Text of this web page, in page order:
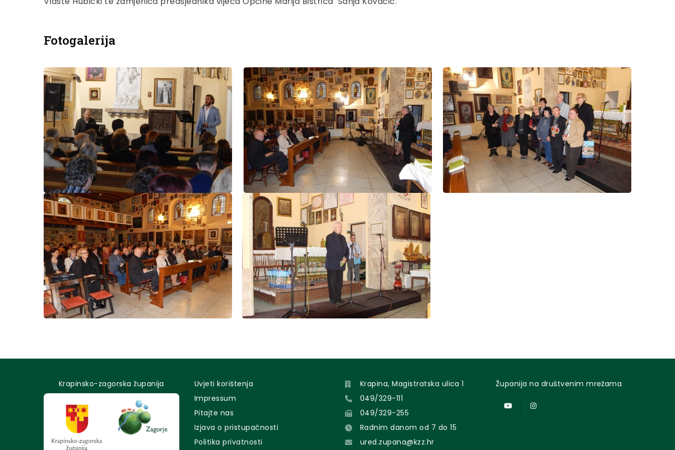
Fotogalerija
Krapinsko-zagorska županija
Uvjeti korištenja
Impressum
Pitajte nas
Izjava o pristupačnosti
Politika privatnosti
Krapina, Magistratska ulica 1
049/329-111
049/329-255
Radnim danom od 7 do 15
ured.zupana@kzz.hr
Županija na društvenim mrežama